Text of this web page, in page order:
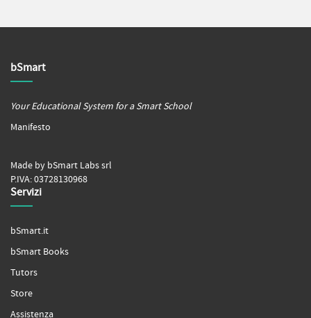
bSmart
Your Educational System for a Smart School
Manifesto
Made by bSmart Labs srl
P.IVA: 03728130968
Servizi
bSmart.it
bSmart Books
Tutors
Store
Assistenza